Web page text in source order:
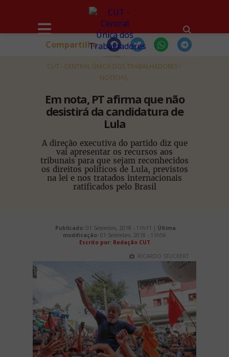
HOME
CUT - CENTRAL ÚNICA DOS TRABALHADORES
NOTÍCIAS
Em nota, PT afirma que não
desistirá da candidatura de
Lula
A direção executiva do partido diz que
vai apresentar os recursos aos
tribunais para que sejam reconhecidos
os direitos políticos de Lula, previstos
na lei e nos tratados internacionais
ratificados pelo Brasil
Compartilhe
Publicado: 01 Setembro, 2018 - 11h11 | Última
modificação: 01 Setembro, 2018 - 11h56
Escrito por: Redação CUT
RICARDO STUCKERT